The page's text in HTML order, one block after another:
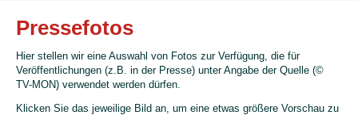
Pressefotos
Hier stellen wir eine Auswahl von Fotos zur Verfügung, die für
Veröffentlichungen (z.B. in der Presse) unter Angabe der Quelle (©
TV-MON) verwendet werden dürfen.
Klicken Sie das jeweilige Bild an, um eine etwas größere Vorschau zu